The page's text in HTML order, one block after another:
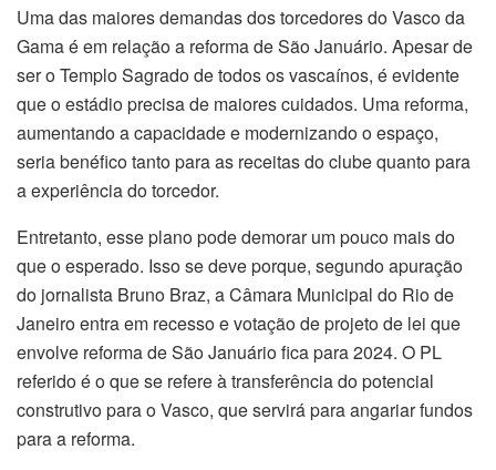
Uma das maiores demandas dos torcedores do Vasco da
Gama é em relação a reforma de São Januário. Apesar de
ser o Templo Sagrado de todos os vascaínos, é evidente
que o estádio precisa de maiores cuidados. Uma reforma,
aumentando a capacidade e modernizando o espaço,
seria benéfico tanto para as receitas do clube quanto para
a experiência do torcedor.
Entretanto, esse plano pode demorar um pouco mais do
que o esperado. Isso se deve porque, segundo apuração
do jornalista Bruno Braz, a Câmara Municipal do Rio de
Janeiro entra em recesso e votação de projeto de lei que
envolve reforma de São Januário fica para 2024. O PL
referido é o que se refere à transferência do potencial
construtivo para o Vasco, que servirá para angariar fundos
para a reforma.